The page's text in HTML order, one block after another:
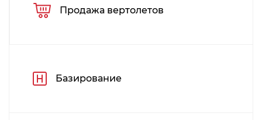
Продажа вертолетов
Базирование